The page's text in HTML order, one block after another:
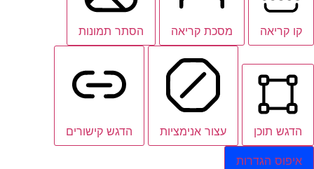
קו קריאה מסכת קריאה הסתר תמונות
הדגש תוכן עצור אנימציות הדגש קישורים
איפוס הגדרות